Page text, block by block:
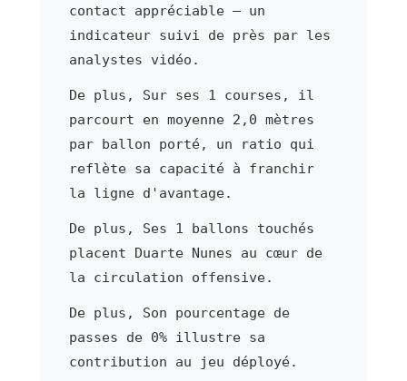
contact appréciable — un
indicateur suivi de près par les
analystes vidéo.
De plus, Sur ses 1 courses, il
parcourt en moyenne 2,0 mètres
par ballon porté, un ratio qui
reflète sa capacité à franchir
la ligne d'avantage.
De plus, Ses 1 ballons touchés
placent Duarte Nunes au cœur de
la circulation offensive.
De plus, Son pourcentage de
passes de 0% illustre sa
contribution au jeu déployé.